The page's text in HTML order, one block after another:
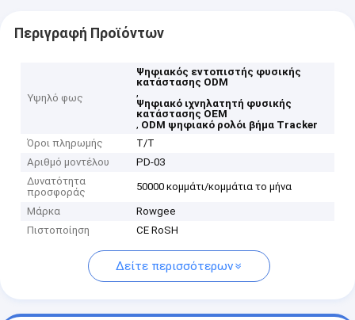
Περιγραφή Προϊόντων
Υψηλό φως
Ψηφιακός εντοπιστής φυσικής
κατάστασης ODM
,
Ψηφιακό ιχνηλατητή φυσικής
κατάστασης OEM
, ODM ψηφιακό ρολόι βήμα Tracker
Όροι πληρωμής
Τ/Τ
Αριθμό μοντέλου
PD-03
Δυνατότητα
προσφοράς
50000 κομμάτι/κομμάτια το μήνα
Μάρκα
Rowgee
Πιστοποίηση
CE RoSH
Δείτε περισσότερων